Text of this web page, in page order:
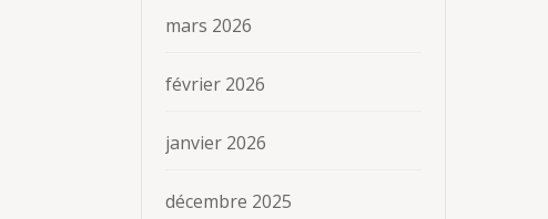
mars 2026
février 2026
janvier 2026
décembre 2025